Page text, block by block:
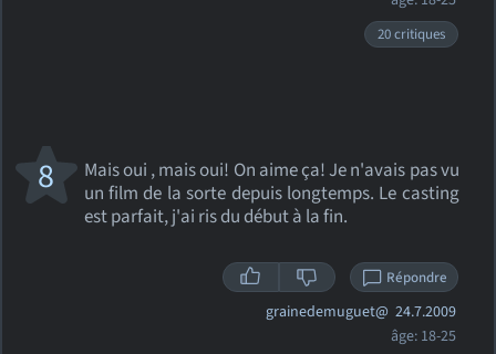
20 critiques
Mais oui , mais oui! On aime ça! Je n'avais pas vu
un film de la sorte depuis longtemps. Le casting
est parfait, j'ai ris du début à la fin.
8
Répondre
grainedemuguet@ 24.7.2009
âge: 18-25